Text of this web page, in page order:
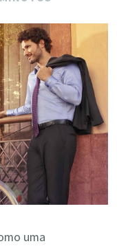
uma